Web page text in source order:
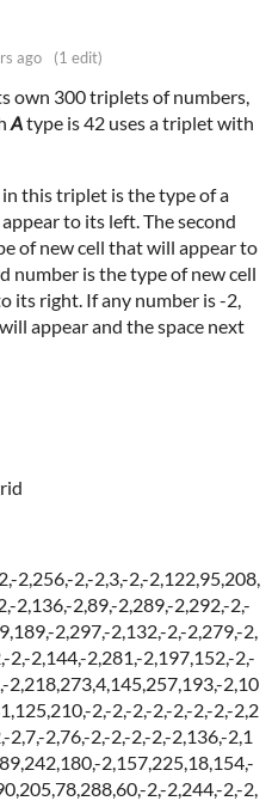
ago (1 edit)
own 300 triplets of numbers,
Atype is 42 uses a triplet with
this triplet is the type of a
to its left. The second
of new cell that will appear to
number is the type of new cell
its right. If any number is -2,
appear and the space next
2,256,-2,-2,3,-2,-2,122,95,208,
2,136,-2,89,-2,289,-2,292,-2,-
2,297,-2,132,-2,-2,279,-2,
2,-2,144,-2,281,-2,197,152,-2,-
2,218,273,4,145,257,193,-2,10
2,-2,-2,-2,-2,-2,-2,-2,2
2,76,-2,-2,-2,-2,-2,136,-2,1
2,157,225,18,154,-
2,-2,244,-2,-2,